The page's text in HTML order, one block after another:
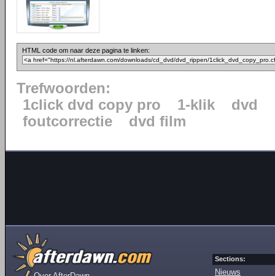
HTML code om naar deze pagina te linken:
Trefwoorden:
1click dvd copy pro
1-klik dvd
foutcorrectie
dvd film
Sections:
Nieuws